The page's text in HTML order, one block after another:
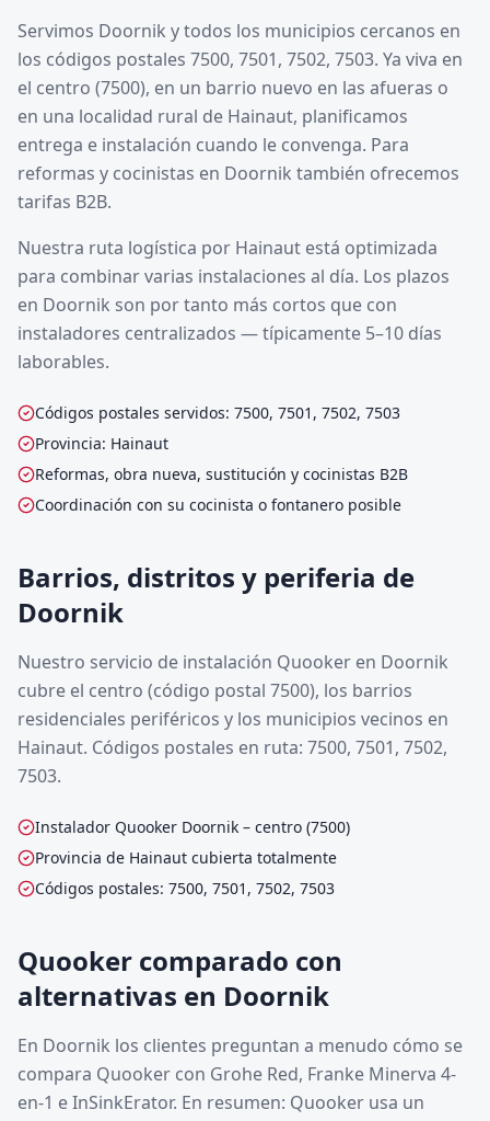
Servimos Doornik y todos los municipios cercanos en
los códigos postales 7500, 7501, 7502, 7503. Ya viva en
el centro (7500), en un barrio nuevo en las afueras o
en una localidad rural de Hainaut, planificamos
entrega e instalación cuando le convenga. Para
reformas y cocinistas en Doornik también ofrecemos
tarifas B2B.
Nuestra ruta logística por Hainaut está optimizada
para combinar varias instalaciones al día. Los plazos
en Doornik son por tanto más cortos que con
instaladores centralizados — típicamente 5–10 días
laborables.
Códigos postales servidos: 7500, 7501, 7502, 7503
Provincia: Hainaut
Reformas, obra nueva, sustitución y cocinistas B2B
Coordinación con su cocinista o fontanero posible
Barrios, distritos y periferia de
Doornik
Nuestro servicio de instalación Quooker en Doornik
cubre el centro (código postal 7500), los barrios
residenciales periféricos y los municipios vecinos en
Hainaut. Códigos postales en ruta: 7500, 7501, 7502,
7503.
Instalador Quooker Doornik – centro (7500)
Provincia de Hainaut cubierta totalmente
Códigos postales: 7500, 7501, 7502, 7503
Quooker comparado con
alternativas en Doornik
En Doornik los clientes preguntan a menudo cómo se
compara Quooker con Grohe Red, Franke Minerva 4-
en-1 e InSinkErator. En resumen: Quooker usa un